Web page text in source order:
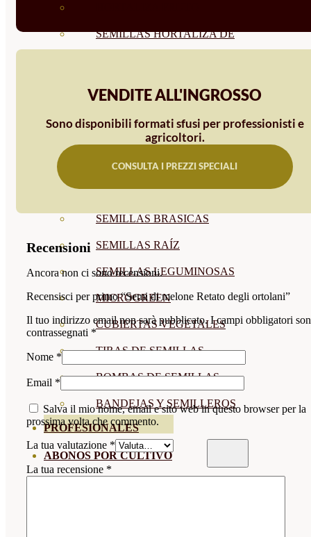
SEMILLAS HORTALIZA DE
SEMILLAS AROMÁTICAS
SEMILLAS FLORES
COMESTIBLES
SEMILLAS TRADICIONALES
SEMILLAS BRASICAS
SEMILLAS RAÍZ
SEMILLAS LEGUMINOSAS
MICROGREEN
CUBIERTAS VEGETALES
TIRAS DE SEMILLAS
BOMBAS DE SEMILLAS
BANDEJAS Y SEMILLEROS
PROFESIONALES
ABONOS POR CULTIVO
VER TODOS
VENDITE ALL'INGROSSO
Sono disponibili formati sfusi per professionisti e
agricoltori.
CONSULTA I PREZZI SPECIALI
Recensioni
Ancora non ci sono recensioni.
Recensisci per primo “Semi di melone Retato degli ortolani”
Il tuo indirizzo email non sarà pubblicato. I campi obbligatori
contrassegnati *
Nome *
Email *
Salva il mio nome, email e sito web in questo browser per la
prossima volta che commento.
La tua valutazione *
La tua recensione *